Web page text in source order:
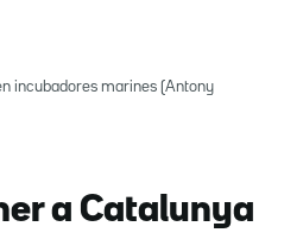
incubadores marines (Antony
a Catalunya